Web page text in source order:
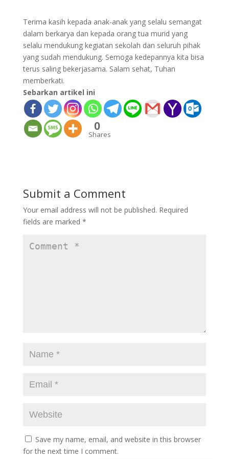
Terima kasih kepada anak-anak yang selalu semangat
dalam berkarya dan kepada orang tua murid yang
selalu mendukung kegiatan sekolah dan seluruh pihak
yang sudah mendukung. Semoga kedepannya kita bisa
terus saling bekerjasama. Salam sehat, Tuhan
memberkati.
Sebarkan artikel ini
0
Shares
Submit a Comment
Your email address will not be published. Required
fields are marked *
Save my name, email, and website in this browser
for the next time I comment.